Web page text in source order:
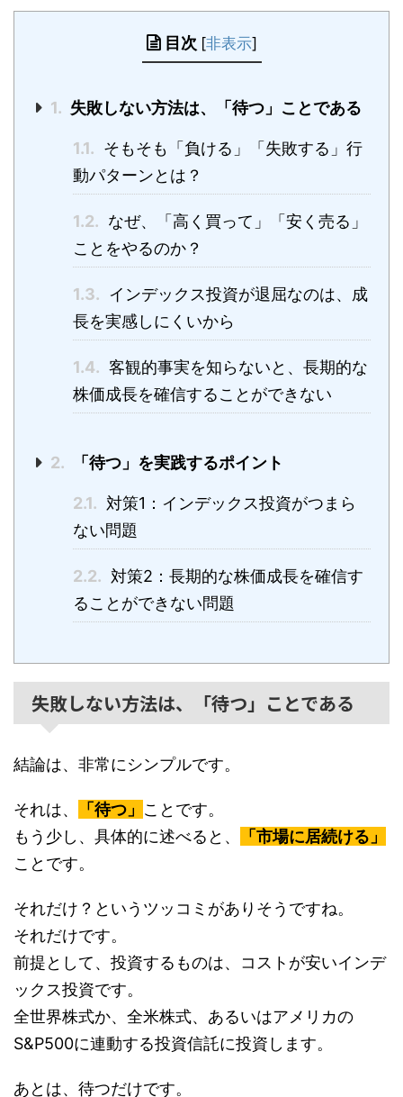
目次 [非表示]
1. 失敗しない方法は、「待つ」ことである
1.1. そもそも「負ける」「失敗する」行
動パターンとは？
1.2. なぜ、「高く買って」「安く売る」
ことをやるのか？
1.3.
インデックス投資が退屈なのは、成
長を実感しにくいから
1.4. 客観的事実を知らないと、長期的な
株価成長を確信することができない
2. 「待つ」を実践するポイント
2.1. 対策1：インデックス投資がつまら
ない問題
2.2. 対策2：長期的な株価成長を確信す
ることができない問題
失敗しない方法は、「待つ」ことである
結論は、非常にシンプルです。
それは、 「待つ」 ことです。
もう少し、具体的に述べると、
「市場に居続ける」
ことです。
それだけ？というツッコミがありそうですね。
それだけです。
前提として、投資するものは、コストが安いインデ
ックス投資です。
全世界株式か、全米株式、あるいはアメリカの
S&P500に連動する投資信託に投資します。
あとは、待つだけです。